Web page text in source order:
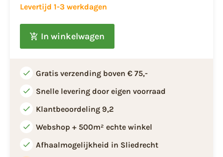
Levertijd 1-3 werkdagen
In winkelwagen
Gratis verzending boven € 75,-
Snelle levering door eigen voorraad
Klantbeoordeling 9,2
Webshop + 500m² echte winkel
Afhaalmogelijkheid in Sliedrecht